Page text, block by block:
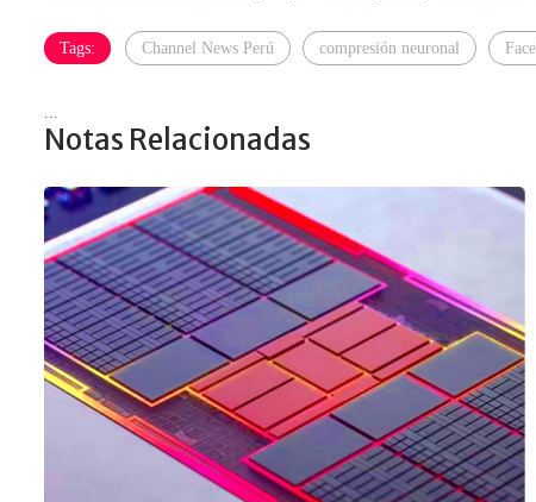
Tags: Channel News Perú compresión neuronal
Notas Relacionadas